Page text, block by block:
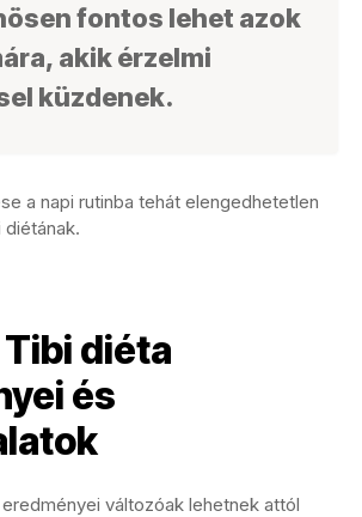
fontos lehet azok
akik érzelmi
küzdenek.
a napi rutinba tehát elengedhetetlen
diéta
és
változóak lehetnek attól